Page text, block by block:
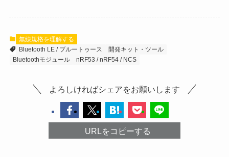
無線規格を理解する
Bluetooth LE / ブルートゥース
開発キット・ツール
Bluetoothモジュール
nRF53 / nRF54 / NCS
よろしければシェアをお願いします
URLをコピーする